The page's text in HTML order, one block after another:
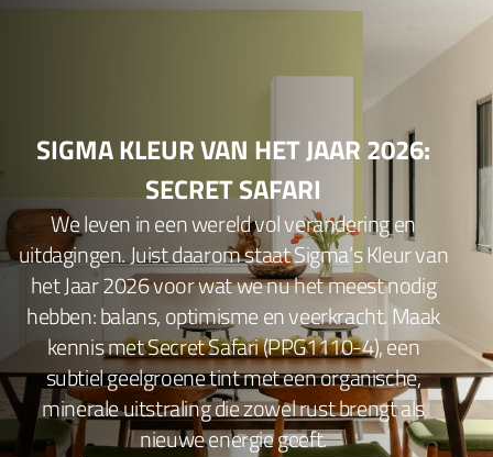
SIGMA KLEUR VAN HET JAAR 2026:
SECRET SAFARI
We leven in een wereld vol verandering en
uitdagingen. Juist daarom staat Sigma’s Kleur van
het Jaar 2026 voor wat we nu het meest nodig
hebben: balans, optimisme en veerkracht. Maak
kennis met Secret Safari (PPG1110-4), een
subtiel geelgroene tint met een organische,
minerale uitstraling die zowel rust brengt als
nieuwe energie geeft.